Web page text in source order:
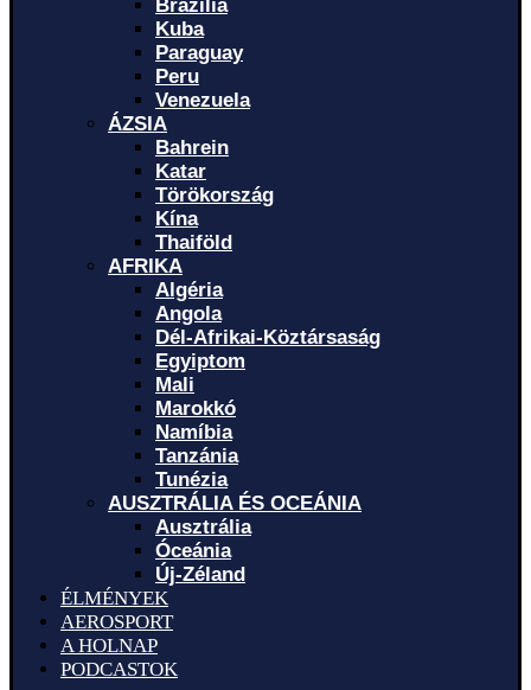
Brazília
Kuba
Paraguay
Peru
Venezuela
ÁZSIA
Bahrein
Katar
Törökország
Kína
Thaiföld
AFRIKA
Algéria
Angola
Dél-Afrikai-Köztársaság
Egyiptom
Mali
Marokkó
Namíbia
Tanzánia
Tunézia
AUSZTRÁLIA ÉS OCEÁNIA
Ausztrália
Óceánia
Új-Zéland
ÉLMÉNYEK
AEROSPORT
A HOLNAP
PODCASTOK